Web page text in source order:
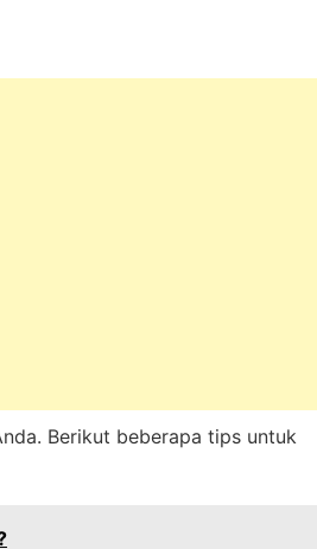
Berikut beberapa tips untuk